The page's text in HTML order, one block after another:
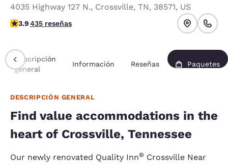
4035 Highway 127 N., Crossville, TN, 38571, US
calificación de 3.94 estrellas. Bueno.
3.9435 reseñas
Descripción
general
Información Reseñas Paquetes
DESCRIPCIÓN GENERAL
Find value accommodations in the
heart of Crossville, Tennessee
Our newly renovated Quality Inn® Crossville Near